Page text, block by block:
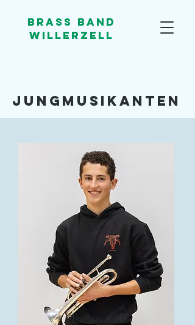
Brass Band
Willerzell
Jungmusikanten
Florian Kälin